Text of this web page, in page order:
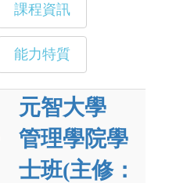
課程資訊
能力特質
元智大學
管理學院學
士班(主修：